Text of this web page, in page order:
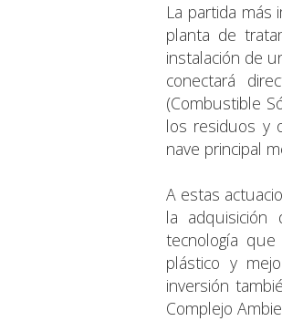
La partida más
planta de
instalación de
conectará
(Combustible
los residuos y
nave principal
A estas
la adquisición
tecnología
plástico y
inversión
Complejo